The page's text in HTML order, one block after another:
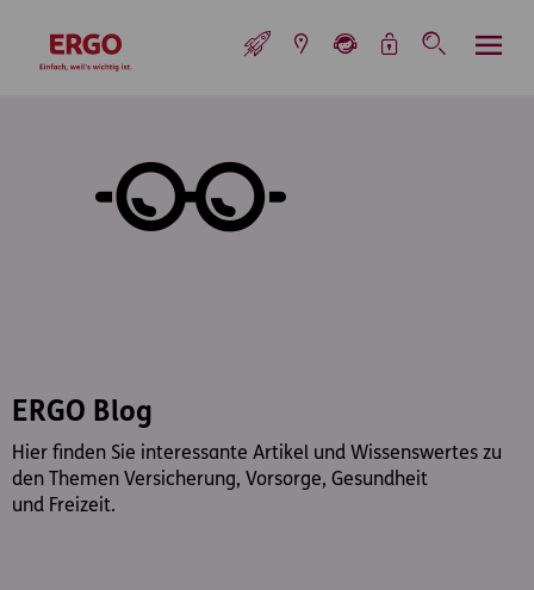
zur Startseite
ERGO Blog
Hier finden Sie interessante Artikel und Wissenswertes zu
den Themen Versicherung, Vorsorge, Gesundheit
und Freizeit.